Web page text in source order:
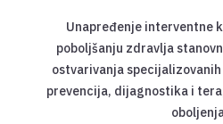
Unapređenje interventne
poboljšanju zdravlja
ostvarivanja
prevencija, dijagnostika i